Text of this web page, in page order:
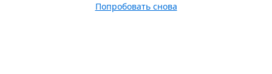
Попробовать снова